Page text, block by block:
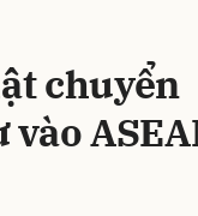
chuyển